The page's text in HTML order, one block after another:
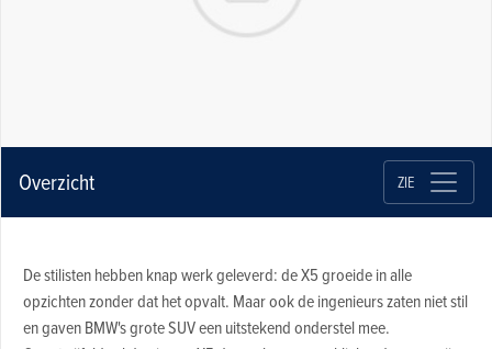
Overzicht ZIE
De stilisten hebben knap werk geleverd: de X5 groeide in alle
opzichten zonder dat het opvalt. Maar ook de ingenieurs zaten niet stil
en gaven BMW's grote SUV een uitstekend onderstel mee.